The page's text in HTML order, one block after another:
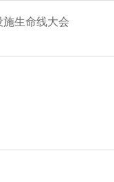
生命线大会